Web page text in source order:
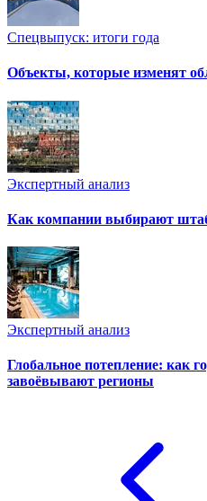
Спецвыпуск: итоги года
Объекты, которые изменят
Экспертный анализ
Как компании выбирают
Экспертный анализ
Глобальное потепление: как
завоёвывают регионы